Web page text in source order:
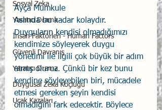
Sosyal Zeka
Yaratıcı Drama
İnsan Faktörleri - Human Factors
Güvenli Davranış
Yaratıcı Drama
Duygusal Zeka Koçluğu
Uçak Kazaları
Ayça Mumkule
Aslında bu kadar kolaydır.
Duyguların kendisi olmadığımızı
kendimize söyleyerek duygu
yönetimi ile ilgili çok büyük bir adım
atmış oluruz. Çünkü bir kez bunu
kendine söyleyebilen biri, mücadele
etmesi gereken şeyin kendisi
olmadığını fark edecektir. Böylece